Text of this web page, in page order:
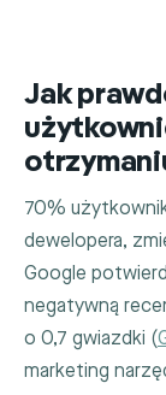
Jak
70%
dewelopera,
Google
negatywną
o 0,7 gwiazdki (
marketing